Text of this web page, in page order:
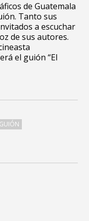
de Guatemala
Tanto sus
a escuchar
de sus autores.
el guión “El